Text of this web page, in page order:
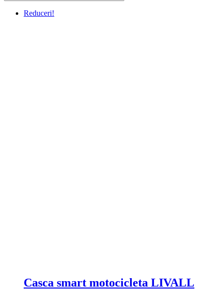
Reduceri!
Casca smart motocicleta LIVALL